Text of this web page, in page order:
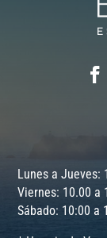
Lunes a Jueves:
Viernes: 10.00 a
Sábado: 10:00 a